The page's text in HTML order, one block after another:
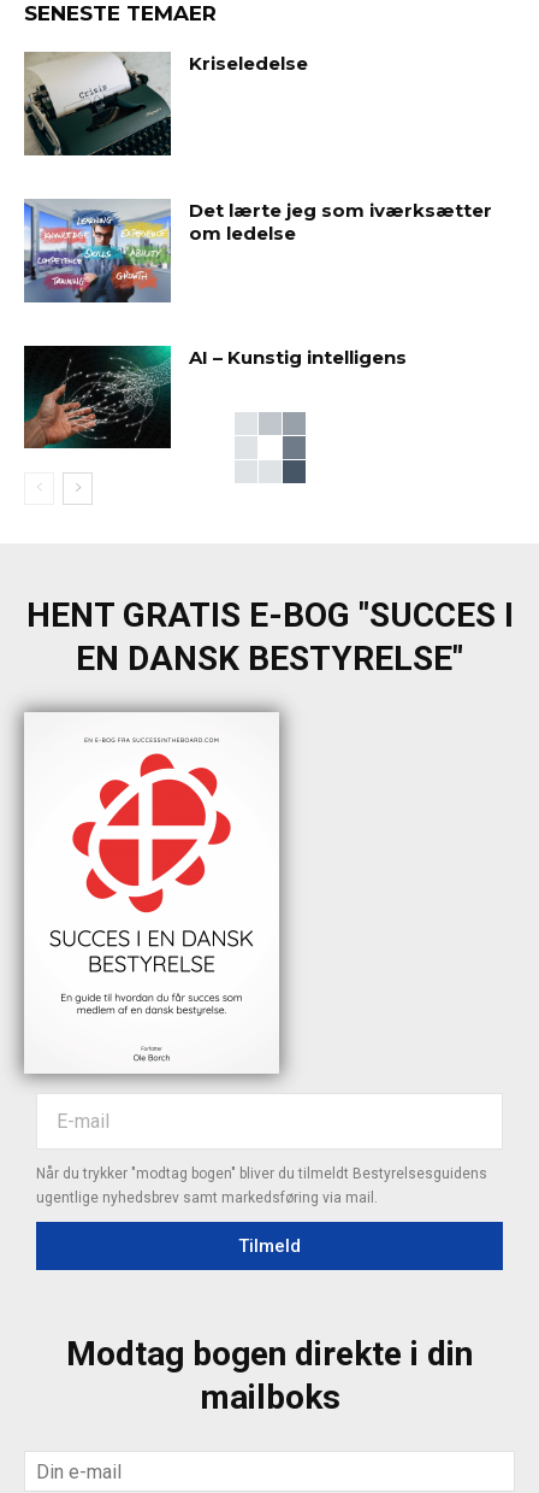
SENESTE TEMAER
Kriseledelse
Det lærte jeg som iværksætter
om ledelse
AI – Kunstig intelligens
HENT GRATIS E-BOG "SUCCES I
EN DANSK BESTYRELSE"
Når du trykker "modtag bogen" bliver du tilmeldt Bestyrelsesguidens
ugentlige nyhedsbrev samt markedsføring via mail.
Tilmeld
Modtag bogen direkte i din
mailboks